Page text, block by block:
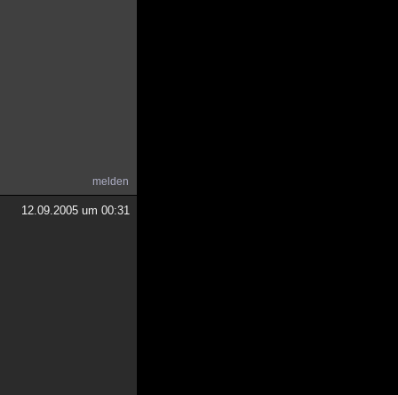
melden
12.09.2005 um 00:31